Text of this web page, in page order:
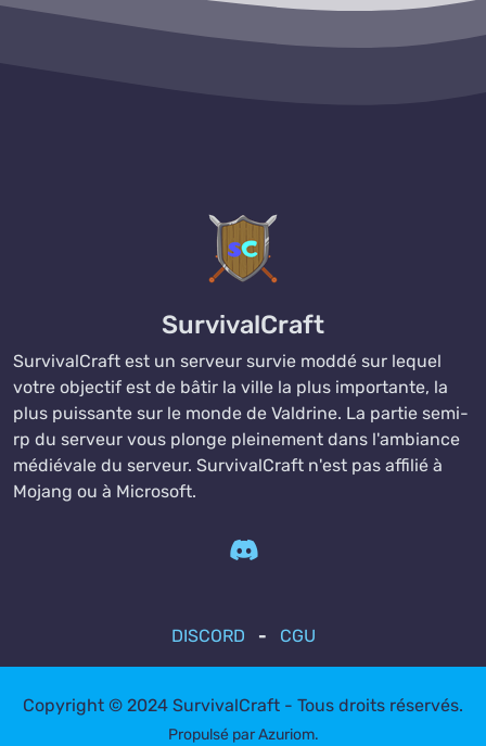
SurvivalCraft
SurvivalCraft est un serveur survie moddé sur lequel
votre objectif est de bâtir la ville la plus importante, la
plus puissante sur le monde de Valdrine. La partie semi-
rp du serveur vous plonge pleinement dans l'ambiance
médiévale du serveur. SurvivalCraft n'est pas affilié à
Mojang ou à Microsoft.
DISCORD CGU
Copyright © 2024 SurvivalCraft - Tous droits réservés.
Propulsé parAzuriom.